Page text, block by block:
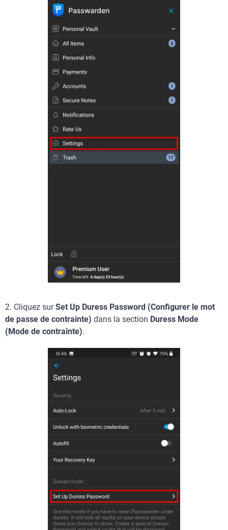
2. Cliquez surSet Up Duress Password (Configurer le mot
de passe de contrainte) dans la section Duress Mode
(Mode de contrainte).